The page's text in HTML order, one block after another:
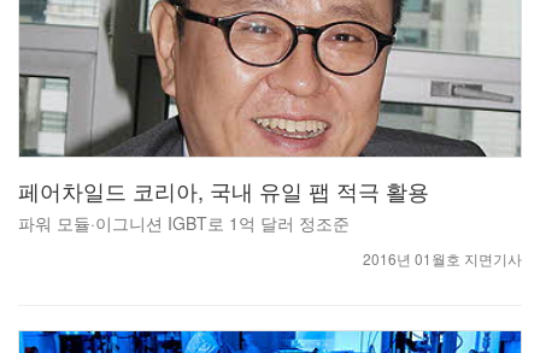
페어차일드 코리아, 국내 유일 팹 적극 활용
파워 모듈·이그니션 IGBT로 1억 달러 정조준
2016년 01월호 지면기사